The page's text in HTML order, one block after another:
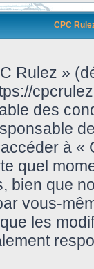
CPC
Rulez »
des
à
quel
bien que
vous-
les